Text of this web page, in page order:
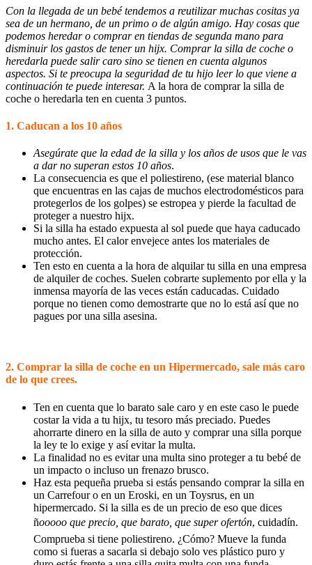
Con la llegada de un bebé tendemos a reutilizar muchas cositas ya
sea de un hermano, de un primo o de algún amigo. Hay cosas que
podemos heredar o comprar en tiendas de segunda mano para
disminuir los gastos de tener un hijx. Comprar la silla de coche o
heredarla puede salir caro sino se tienen en cuenta algunos
aspectos. Si te preocupa la seguridad de tu hijo leer lo que viene a
continuación te puede interesar. A la hora de comprar la silla de
coche o heredarla ten en cuenta 3 puntos.
1. Caducan a los 10 años
Asegúrate que la edad de la silla y los años de usos que le vas
a dar no superan estos 10 años.
La consecuencia es que el poliestireno, (ese material blanco
que encuentras en las cajas de muchos electrodomésticos para
protegerlos de los golpes) se estropea y pierde la facultad de
proteger a nuestro hijx.
Si la silla ha estado expuesta al sol puede que haya caducado
mucho antes. El calor envejece antes los materiales de
protección.
Ten esto en cuenta a la hora de alquilar tu silla en una empresa
de alquiler de coches. Suelen cobrarte suplemento por ella y la
inmensa mayorí­a de las veces están caducadas. Cuidado
porque no tienen como demostrarte que no lo está así que no
pagues por una silla asesina.
2. Comprar la silla de coche en un Hipermercado, sale más caro
de lo que crees.
Ten en cuenta que lo barato sale caro y en este caso le puede
costar la vida a tu hijx, tu tesoro más preciado. Puedes
ahorrarte dinero en la silla de auto y comprar una silla porque
la ley te lo exige y así evitar la multa.
La finalidad no es evitar una multa sino proteger a tu bebé de
un impacto o incluso un frenazo brusco.
Haz esta pequeña prueba si estás pensando comprar la silla en
un Carrefour o en un Eroski, en un Toysrus, en un
hipermercado. Si la silla es de un precio de eso que dices
ñooooo que precio, que barato, que super ofertón, cuidadí­n.
Comprueba si tiene poliestireno. ¿Cómo? Mueve la funda
como si fueras a sacarla si debajo solo ves plástico puro y